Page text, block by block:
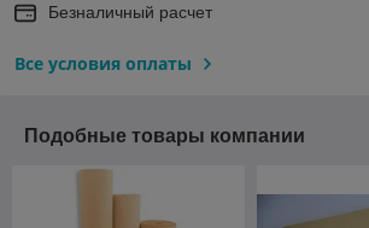
Безналичный расчет
Все условия оплаты
Подобные товары компании